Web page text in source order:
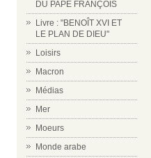
DU PAPE FRANÇOIS
Livre : "BENOÎT XVI ET
LE PLAN DE DIEU"
Loisirs
Macron
Médias
Mer
Moeurs
Monde arabe